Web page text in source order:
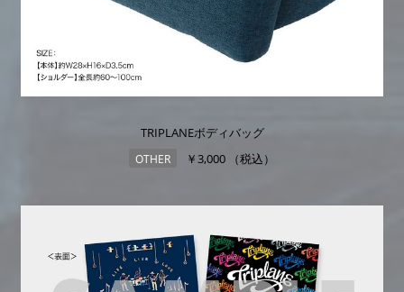
TRIPLANEボディバッグ
OTHER ￥3,000 （税込）